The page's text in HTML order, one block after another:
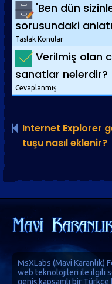
'Ben dün
sorusundaki
Taslak Konular
Verilmiş olan
sanatlar nelerdir?
Cevaplanmış
Internet Explorer
tuşu nasıl eklenir?
MsXLabs (Mavi Karanlık)
web teknolojileri ile ilgili
geniş kapsamlı bir Türkçe